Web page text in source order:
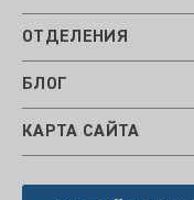
ОТДЕЛЕНИЯ
БЛОГ
КАРТА САЙТА